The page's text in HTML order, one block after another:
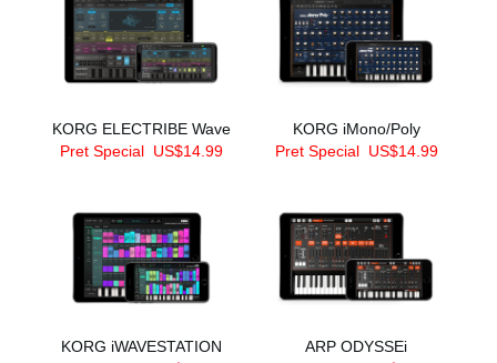
KORG ELECTRIBE Wave
Pret Special US$14.99
KORG iMono/Poly
Pret Special US$14.99
KORG iWAVESTATION
ARP ODYSSEi